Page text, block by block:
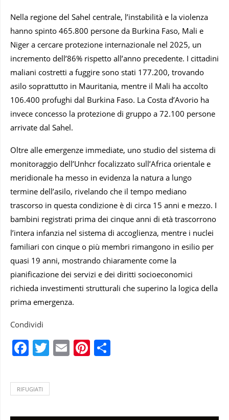
Nella regione del Sahel centrale, l’instabilità e la violenza
hanno spinto 465.800 persone da Burkina Faso, Mali e
Niger a cercare protezione internazionale nel 2025, un
incremento dell’86% rispetto all’anno precedente. I cittadini
maliani costretti a fuggire sono stati 177.200, trovando
asilo soprattutto in Mauritania, mentre il Mali ha accolto
106.400 profughi dal Burkina Faso. La Costa d’Avorio ha
invece concesso la protezione di gruppo a 72.100 persone
arrivate dal Sahel.
Oltre alle emergenze immediate, uno studio del sistema di
monitoraggio dell’Unhcr focalizzato sull’Africa orientale e
meridionale ha messo in evidenza la natura a lungo
termine dell’asilo, rivelando che il tempo mediano
trascorso in questa condizione è di circa 15 anni e mezzo. I
bambini registrati prima dei cinque anni di età trascorrono
l’intera infanzia nel sistema di accoglienza, mentre i nuclei
familiari con cinque o più membri rimangono in esilio per
quasi 19 anni, mostrando chiaramente come la
pianificazione dei servizi e dei diritti socioeconomici
richieda investimenti strutturali che superino la logica della
prima emergenza.
Condividi
Facebook
Twitter
EmailPinterest
RIFUGIATI